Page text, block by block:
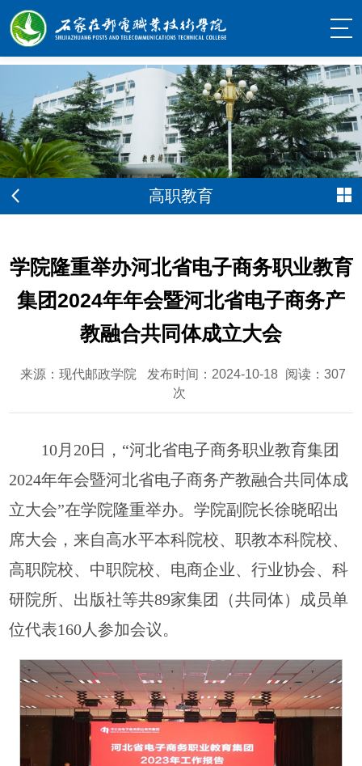
高职教育
学院隆重举办河北省电子商务职业教育
集团2024年年会暨河北省电子商务产
教融合共同体成立大会
来源：现代邮政学院 发布时间：2024-10-18 阅读： 307
次
10月20日，“河北省电子商务职业教育集团
2024年年会暨河北省电子商务产教融合共同体成
立大会”在学院隆重举办。学院副院长徐晓昭出
席大会，来自高水平本科院校、职教本科院校、
高职院校、中职院校、电商企业、行业协会、科
研院所、出版社等共89家集团（共同体）成员单
位代表160人参加会议。